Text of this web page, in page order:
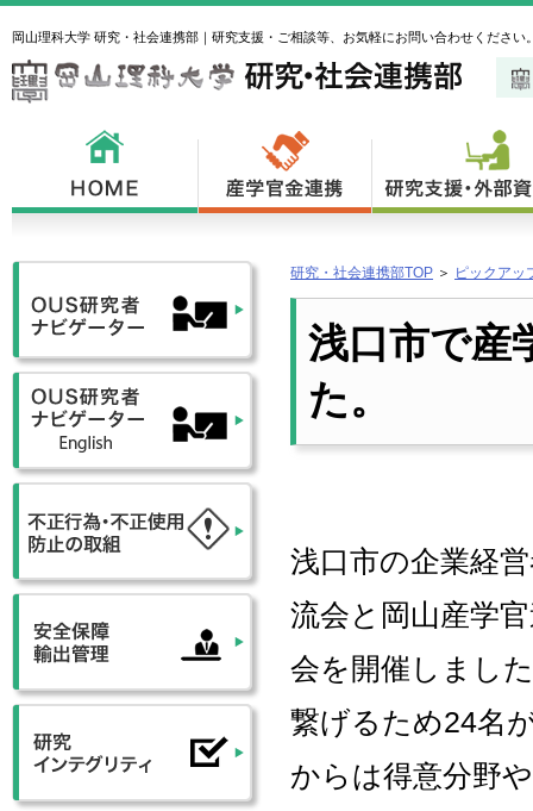
岡山理科大学 研究・社会連携部｜研究支援・ご相談等、お気軽にお問い合わせください
研究・社会連携部TOP ＞ ピックアッ
浅口市で産
た。
浅口市の企業経
流会と岡山産学
会を開催しまし
繋げるため24名
からは得意分野